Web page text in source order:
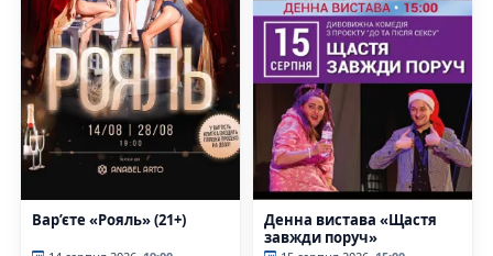
Вар’єте «Рояль» (21+)
Денна вистава «Щастя
завжди поруч»